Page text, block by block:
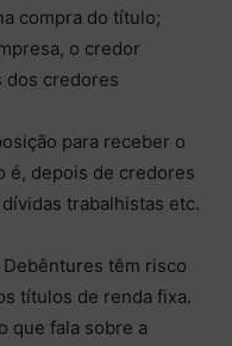
compra do título;
o credor
dos credores
para receber o
é, depois de credores
trabalhistas etc.
têm risco
títulos de renda fixa.
que fala sobre a